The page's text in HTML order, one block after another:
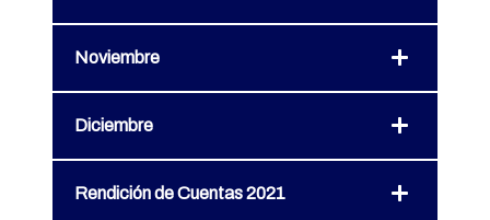
Noviembre
Diciembre
Rendición de Cuentas 2021